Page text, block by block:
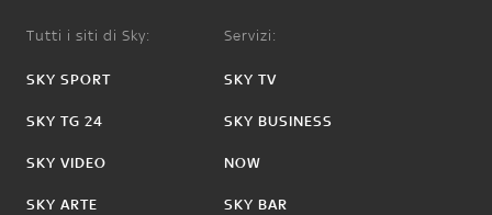
Tutti i siti di Sky:
SKY SPORT
SKY TG 24
SKY VIDEO
SKY ARTE
Servizi:
SKY TV
SKY BUSINESS
NOW
SKY BAR